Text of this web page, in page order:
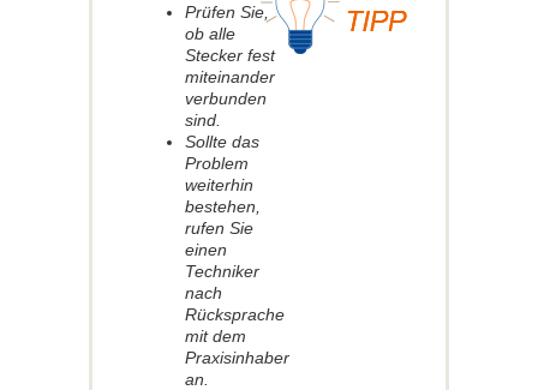
Prüfen Sie,
ob alle
Stecker fest
miteinander
verbunden
sind.
Sollte das
Problem
weiterhin
bestehen,
rufen Sie
einen
Techniker
nach
Rücksprache
mit dem
Praxisinhaber
an.